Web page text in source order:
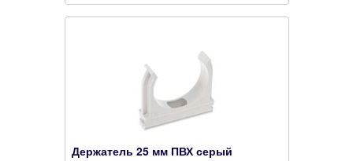
Держатель 25 мм ПВХ серый